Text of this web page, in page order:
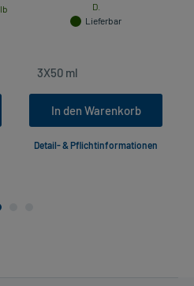
D.
Lieferbar
In den Warenkorb
Detail- & Pflichtinformationen